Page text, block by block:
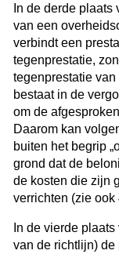
In de derde
van een
verbindt een
tegenprestatie,
tegenprestatie
bestaat in de
om de
Daarom kan
buiten het begrip
grond dat de
de kosten die zijn
verrichten (zie ook
In de vierde
van de richtlijn)